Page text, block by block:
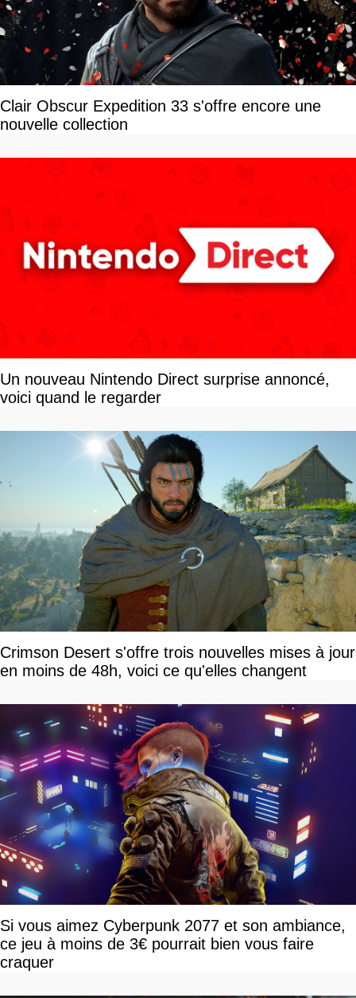
Clair Obscur Expedition 33 s'offre encore une
nouvelle collection
Un nouveau Nintendo Direct surprise annoncé,
voici quand le regarder
Crimson Desert s'offre trois nouvelles mises à jour
en moins de 48h, voici ce qu'elles changent
Si vous aimez Cyberpunk 2077 et son ambiance,
ce jeu à moins de 3€ pourrait bien vous faire
craquer